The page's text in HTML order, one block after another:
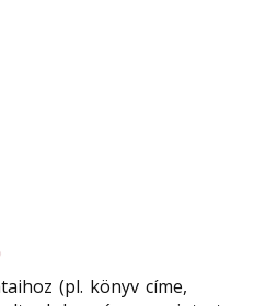
(pl. könyv címe,